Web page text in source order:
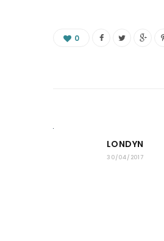
0
LONDYN
30/04/2017